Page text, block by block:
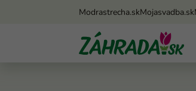
Modrastrecha.skMojasvadba.sk